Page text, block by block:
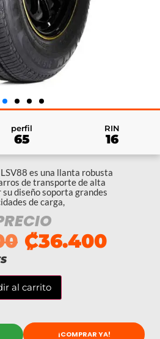
perfil
65
RIN
16
es una llanta robusta
de transporte de alta
diseño soporta grandes
de carga,
₡36.400
al carrito
¡COMPRAR YA!